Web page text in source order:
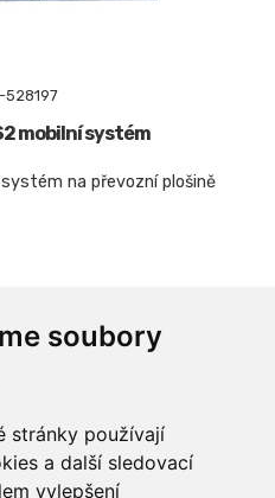
soubory
stránky používají
a další sledovací
vylepšení
528197
mobilní systém
na převozní plošině